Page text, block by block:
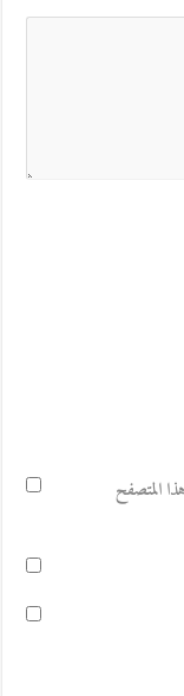
المتصفح